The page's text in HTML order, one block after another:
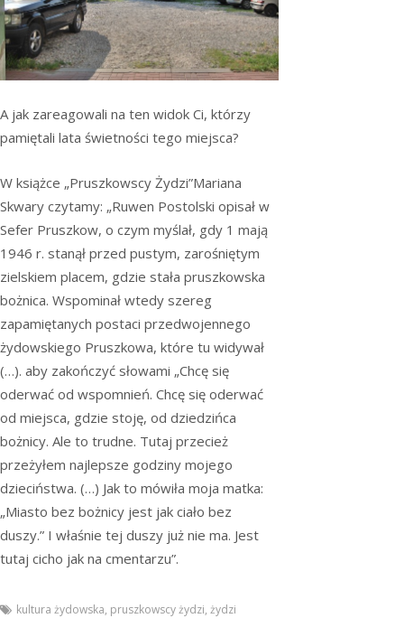
A jak zareagowali na ten widok Ci, którzy
pamiętali lata świetności tego miejsca?
W książce „Pruszkowscy Żydzi”Mariana
Skwary czytamy: „Ruwen Postolski opisał w
Sefer Pruszkow, o czym myślał, gdy 1 mają
1946 r. stanął przed pustym, zarośniętym
zielskiem placem, gdzie stała pruszkowska
bożnica. Wspominał wtedy szereg
zapamiętanych postaci przedwojennego
żydowskiego Pruszkowa, które tu widywał
(…). aby zakończyć słowami „Chcę się
oderwać od wspomnień. Chcę się oderwać
od miejsca, gdzie stoję, od dziedzińca
bożnicy. Ale to trudne. Tutaj przecież
przeżyłem najlepsze godziny mojego
dzieciństwa. (…) Jak to mówiła moja matka:
„Miasto bez bożnicy jest jak ciało bez
duszy.” I właśnie tej duszy już nie ma. Jest
tutaj cicho jak na cmentarzu”.
kultura żydowska, pruszkowscy żydzi, żydzi